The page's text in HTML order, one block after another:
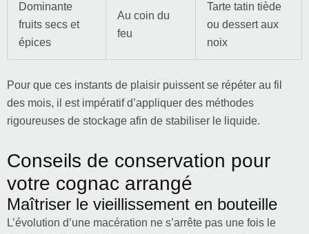
Dominante
fruits secs et
épices
Au coin du
feu
Tarte tatin tiède
ou dessert aux
noix
Pour que ces instants de plaisir puissent se répéter au fil
des mois, il est impératif d’appliquer des méthodes
rigoureuses de stockage afin de stabiliser le liquide.
Conseils de conservation pour
votre cognac arrangé
Maîtriser le vieillissement en bouteille
L’évolution d’une macération ne s’arrête pas une fois le